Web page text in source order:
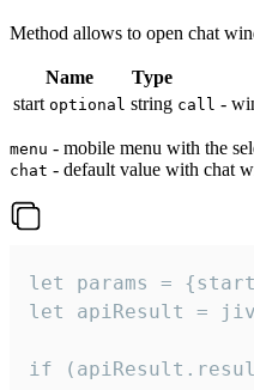
Method allows to open chat
Name Type
start optional string call -
menu - mobile menu with the
chat - default value with chat
let params =
let apiResult =
if